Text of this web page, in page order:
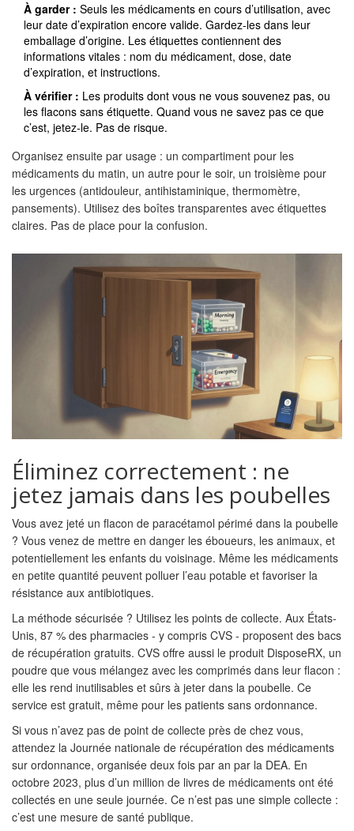
À garder : Seuls les médicaments en cours d’utilisation, avec
leur date d’expiration encore valide. Gardez-les dans leur
emballage d’origine. Les étiquettes contiennent des
informations vitales : nom du médicament, dose, date
d’expiration, et instructions.
À vérifier : Les produits dont vous ne vous souvenez pas, ou
les flacons sans étiquette. Quand vous ne savez pas ce que
c’est, jetez-le. Pas de risque.
Organisez ensuite par usage : un compartiment pour les
médicaments du matin, un autre pour le soir, un troisième pour
les urgences (antidouleur, antihistaminique, thermomètre,
pansements). Utilisez des boîtes transparentes avec étiquettes
claires. Pas de place pour la confusion.
Éliminez correctement : ne
jetez jamais dans les poubelles
Vous avez jeté un flacon de paracétamol périmé dans la poubelle
? Vous venez de mettre en danger les éboueurs, les animaux, et
potentiellement les enfants du voisinage. Même les médicaments
en petite quantité peuvent polluer l’eau potable et favoriser la
résistance aux antibiotiques.
La méthode sécurisée ? Utilisez les points de collecte. Aux États-
Unis, 87 % des pharmacies - y compris CVS - proposent des bacs
de récupération gratuits. CVS offre aussi le produit DisposeRX, un
poudre que vous mélangez avec les comprimés dans leur flacon :
elle les rend inutilisables et sûrs à jeter dans la poubelle. Ce
service est gratuit, même pour les patients sans ordonnance.
Si vous n’avez pas de point de collecte près de chez vous,
attendez la Journée nationale de récupération des médicaments
sur ordonnance, organisée deux fois par an par la DEA. En
octobre 2023, plus d’un million de livres de médicaments ont été
collectés en une seule journée. Ce n’est pas une simple collecte :
c’est une mesure de santé publique.